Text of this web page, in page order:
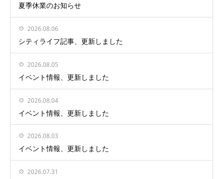
夏季休業のお知らせ
2026.08.06
シティライフ記事、更新しました
2026.08.05
イベント情報、更新しました
2026.08.04
イベント情報、更新しました
2026.08.03
イベント情報、更新しました
2026.07.31